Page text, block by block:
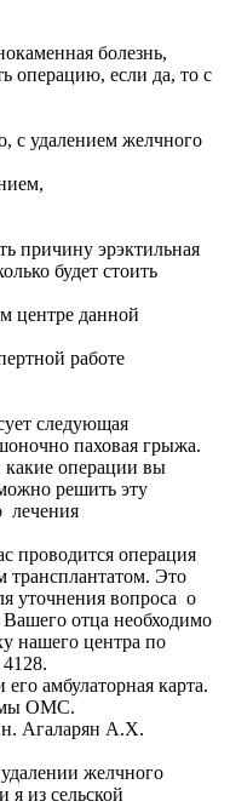
болезнь,
операцию, если да, то с
с удалением желчного
причину эрэктильная
будет стоить
центре данной
работе
следующая
паховая грыжа.
какие операции вы
решить эту
лечения
проводится операция
трансплантатом. Это
уточнения вопроса о
отца необходимо
нашего центра по
амбулаторная карта.
ОМС.
Агаларян А.Х.
желчного
я из сельской